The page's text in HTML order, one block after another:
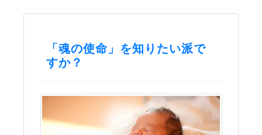
「魂の使命」を知りたい派で
すか？